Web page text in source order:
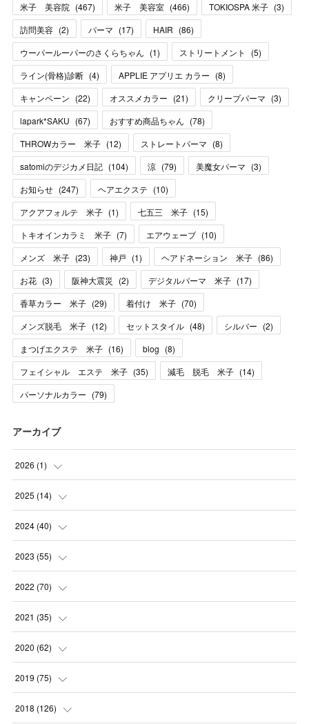
米子 美容院 (467) 米子 美容室 (466) TOKIOSPA 米子 (3)
訪問美容 (2) パーマ (17) HAIR (86)
ウーパールーパーのさくらちゃん (1) ストリートメント (5)
ライン(骨格)診断 (4) APPLIE アプリエ カラー (8)
キャンペーン (22) オススメカラー (21) クリープパーマ (3)
lapark*SAKU (67) おすすめ商品ちゃん (78)
THROWカラー 米子 (12) ストレートパーマ (8)
satomiのデジカメ日記 (104) 涼 (79) 美魔女パーマ (3)
お知らせ (247) ヘアエクステ (10)
アクアフォルテ 米子 (1) 七五三 米子 (15)
トキオインカラミ 米子 (7) エアウェーブ (10)
メンズ 米子 (23) 神戸 (1) ヘアドネーション 米子 (86)
お花 (3) 阪神大震災 (2) デジタルパーマ 米子 (17)
香草カラー 米子 (29) 着付け 米子 (70)
メンズ脱毛 米子 (12) セットスタイル (48) シルバー (2)
まつげエクステ 米子 (16) blog (8)
フェイシャル エステ 米子 (35) 減毛 脱毛 米子 (14)
パーソナルカラー (79)
アーカイブ
2026 (1)
(1
2025 (14)
(10 )
(1
(1
(2
2024 (40)
(1
(1
(3
(2
2023 (55)
(2
(4
(3
(3
2022 (70)
(7
(11 )
(8
(1)
2021 (35)
(5
(7
(5)
2020 (62)
(6
(9)
2019 (75)
(1)
2018 (126)